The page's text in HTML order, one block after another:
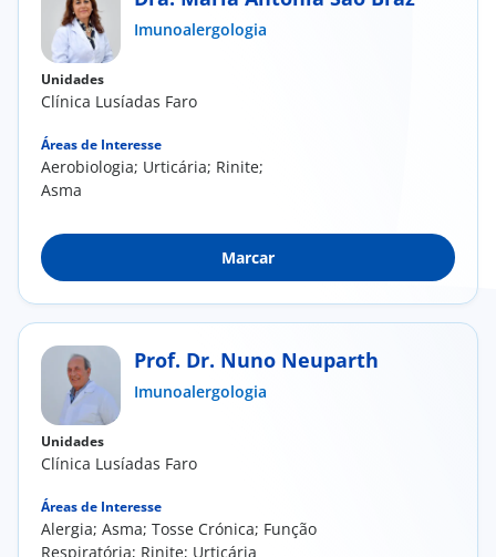
a nós
EN
Imunoalergologia
Unidades
Clínica Lusíadas Faro
Áreas de Interesse
Aerobiologia; Urticária; Rinite;
Asma
Marcar
Prof. Dr. Nuno Neuparth
Imunoalergologia
Unidades
Clínica Lusíadas Faro
Áreas de Interesse
Alergia; Asma; Tosse Crónica; Função
Respiratória; Rinite; Urticária